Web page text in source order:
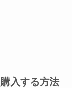
入する方法